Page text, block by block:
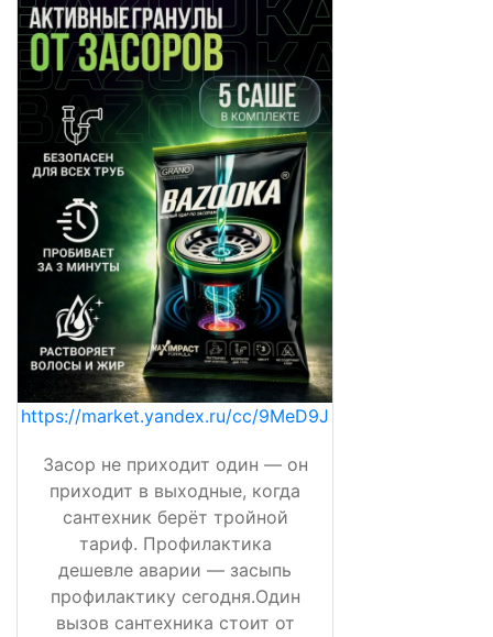
https://market.yandex.ru/cc/9MeD9J
Засор не приходит один — он
приходит в выходные, когда
сантехник берёт тройной
тариф. Профилактика
дешевле аварии — засыпь
профилактику сегодня.Один
вызов сантехника стоит от